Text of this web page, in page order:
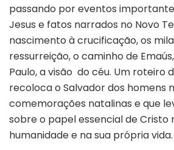
passando por eventos
Jesus e fatos narrados no Novo
nascimento à crucificação, os
ressurreição, o caminho de
Paulo, a visão do céu. Um roteiro
recoloca o Salvador dos homens
comemorações natalinas e que
sobre o papel essencial de Cristo
humanidade e na sua própria vida.